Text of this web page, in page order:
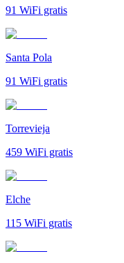
91 WiFi gratis
Santa Pola
91 WiFi gratis
Torrevieja
459 WiFi gratis
Elche
115 WiFi gratis